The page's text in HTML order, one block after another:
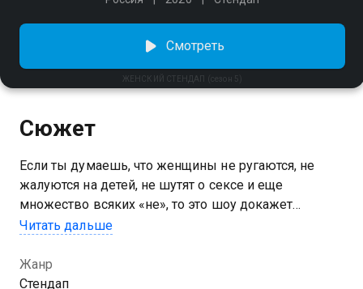
ЖЕНСКИЙ СТЕНДАП (сезон 5)
Смотреть
Сюжет
Если ты думаешь, что женщины не ругаются, не
жалуются на детей, не шутят о сексе и еще
множество всяких «не», то это шоу докажет
обратное! Для героинь «ЖЕНСКОГО СТЕНДАПА» нет
устраивает в отношениях, высмеивают стереотипы
семейной жизни и откровенно заявляют, что быть
Читать дальше
Жанр
Стендап